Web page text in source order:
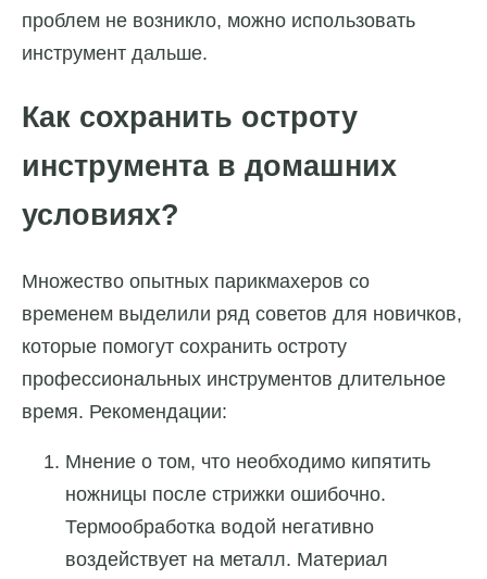
проблем не возникло, можно использовать
инструмент дальше.
Как сохранить остроту
инструмента в домашних
условиях?
Множество опытных парикмахеров со
временем выделили ряд советов для новичков,
которые помогут сохранить остроту
профессиональных инструментов длительное
время. Рекомендации:
Мнение о том, что необходимо кипятить
ножницы после стрижки ошибочно.
Термообработка водой негативно
воздействует на металл. Материал